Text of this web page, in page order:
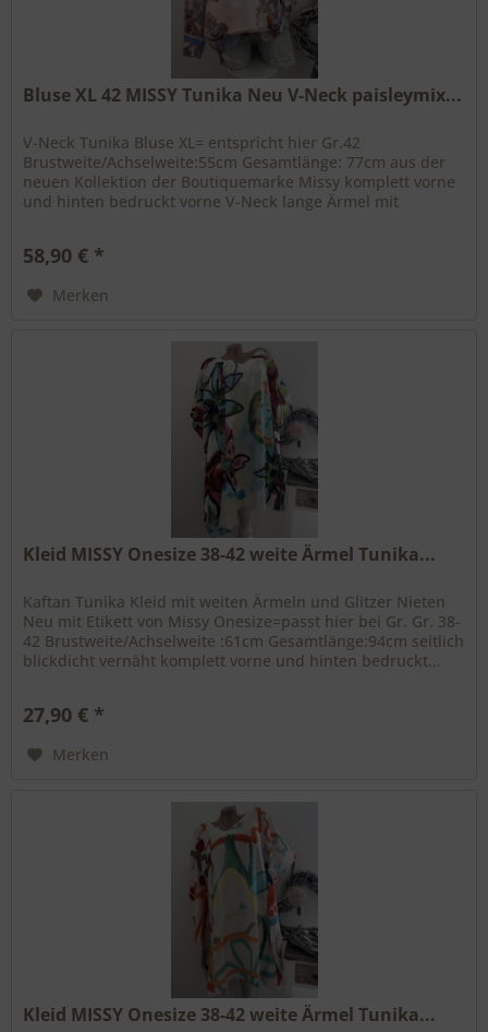
Bluse XL 42 MISSY Tunika Neu V-Neck paisleymix...
V-Neck Tunika Bluse XL= entspricht hier Gr.42
Brustweite/Achselweite:55cm Gesamtlänge: 77cm aus der
neuen Kollektion der Boutiquemarke Missy komplett vorne
und hinten bedruckt vorne V-Neck lange Ärmel mit
58,90 € *
Merken
Kleid MISSY Onesize 38-42 weite Ärmel Tunika...
Kaftan Tunika Kleid mit weiten Ärmeln und Glitzer Nieten
Neu mit Etikett von Missy Onesize=passt hier bei Gr. Gr. 38-
42 Brustweite/Achselweite :61cm Gesamtlänge:94cm seitlich
blickdicht vernäht komplett vorne und hinten bedruckt...
27,90 € *
Merken
Kleid MISSY Onesize 38-42 weite Ärmel Tunika...